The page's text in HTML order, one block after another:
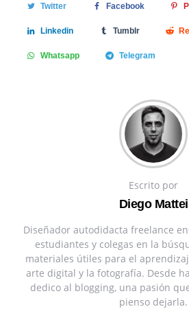
Twitter Facebook
Linkedin Tumblr
Whatsapp Telegram
Escrito por
Diego Mattei
Diseñador autodidacta freelance
estudiantes y colegas en la
materiales útiles para el
arte digital y la fotografía. Desde
dedico al blogging, una pasión
pienso dejarla.